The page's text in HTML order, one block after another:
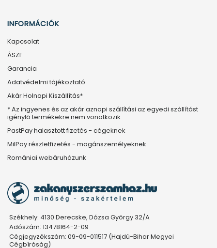
INFORMÁCIÓK
Kapcsolat
ÁSZF
Garancia
Adatvédelmi tájékoztató
Akár Holnapi Kiszállítás*
* Az ingyenes és az akár aznapi szállítási az egyedi szállítást
igénylő termékekre nem vonatkozik
PastPay halasztott fizetés - cégeknek
MilPay részletfizetés - magánszemélyeknek
Romániai webáruházunk
Székhely: 4130 Derecske, Dózsa György 32/A
Adószám: 13478164-2-09
Cégjegyzékszám: 09-09-011517 (Hajdú-Bihar Megyei
Cégbíróság)